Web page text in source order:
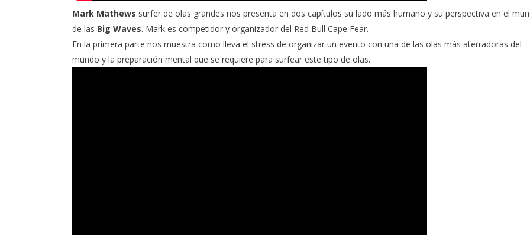
Mark Mathews surfer de olas grandes nos presenta en dos capítulos su lado más humano y su perspectiva en el
de las Big Waves. Mark es competidor y organizador del Red Bull Cape Fear.
En la primera parte nos muestra como lleva el stress de organizar un evento con una de las olas más aterradoras del
mundo y la preparación mental que se requiere para surfear este tipo de olas.